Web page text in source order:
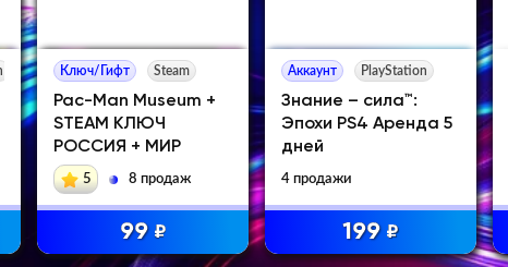
Ключ/Гифт Steam
Pac-Man Museum +
STEAM КЛЮЧ
РОССИЯ + МИР
5 8 продаж
99 ₽
Аккаунт PlayStation
Знание – сила™:
Эпохи PS4 Аренда 5
дней
4 продажи
199 ₽